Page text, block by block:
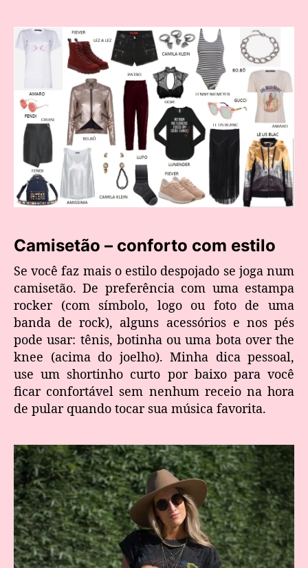
Camisetão – conforto com estilo
Se você faz mais o estilo despojado se joga num
camisetão. De preferência com uma estampa
rocker (com símbolo, logo ou foto de uma
banda de rock), alguns acessórios e nos pés
pode usar: tênis, botinha ou uma bota over the
knee (acima do joelho). Minha dica pessoal,
use um shortinho curto por baixo para você
ficar confortável sem nenhum receio na hora
de pular quando tocar sua música favorita.